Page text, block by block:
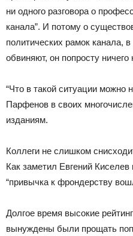
ни одного разговора о
канала”. И потому о
политических рамок канала,
обвиняют, он попросту ничего
“Что в такой ситуации можно
Парфенов в своих
изданиям.
Коллеги не слишком
Как заметил Евгений
“привычка к фрондерству
Долгое время высокие
вынуждены были прощать